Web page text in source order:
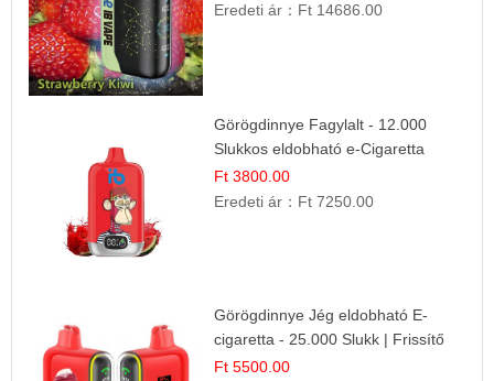
Eredeti ár： Ft 14686.00
Görögdinnye Fagylalt - 12.000
Slukkos eldobható e-Cigaretta
Ft 3800.00
Eredeti ár： Ft 7250.00
Görögdinnye Jég eldobható E-
cigaretta - 25.000 Slukk | Frissítő
Nyári Íz
Ft 5500.00